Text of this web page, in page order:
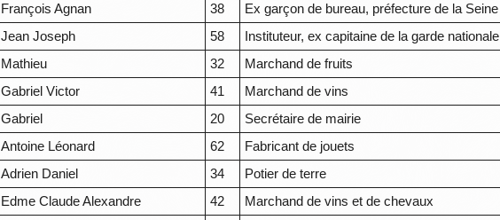
François Agnan 38 Ex garçon de bureau, préfecture de la Seine
Jean Joseph 58 Instituteur, ex capitaine de la garde nationale
Mathieu 32 Marchand de fruits
Gabriel Victor 41 Marchand de vins
Gabriel 20 Secrétaire de mairie
Antoine Léonard 62 Fabricant de jouets
Adrien Daniel 34 Potier de terre
Edme Claude Alexandre 42 Marchand de vins et de chevaux